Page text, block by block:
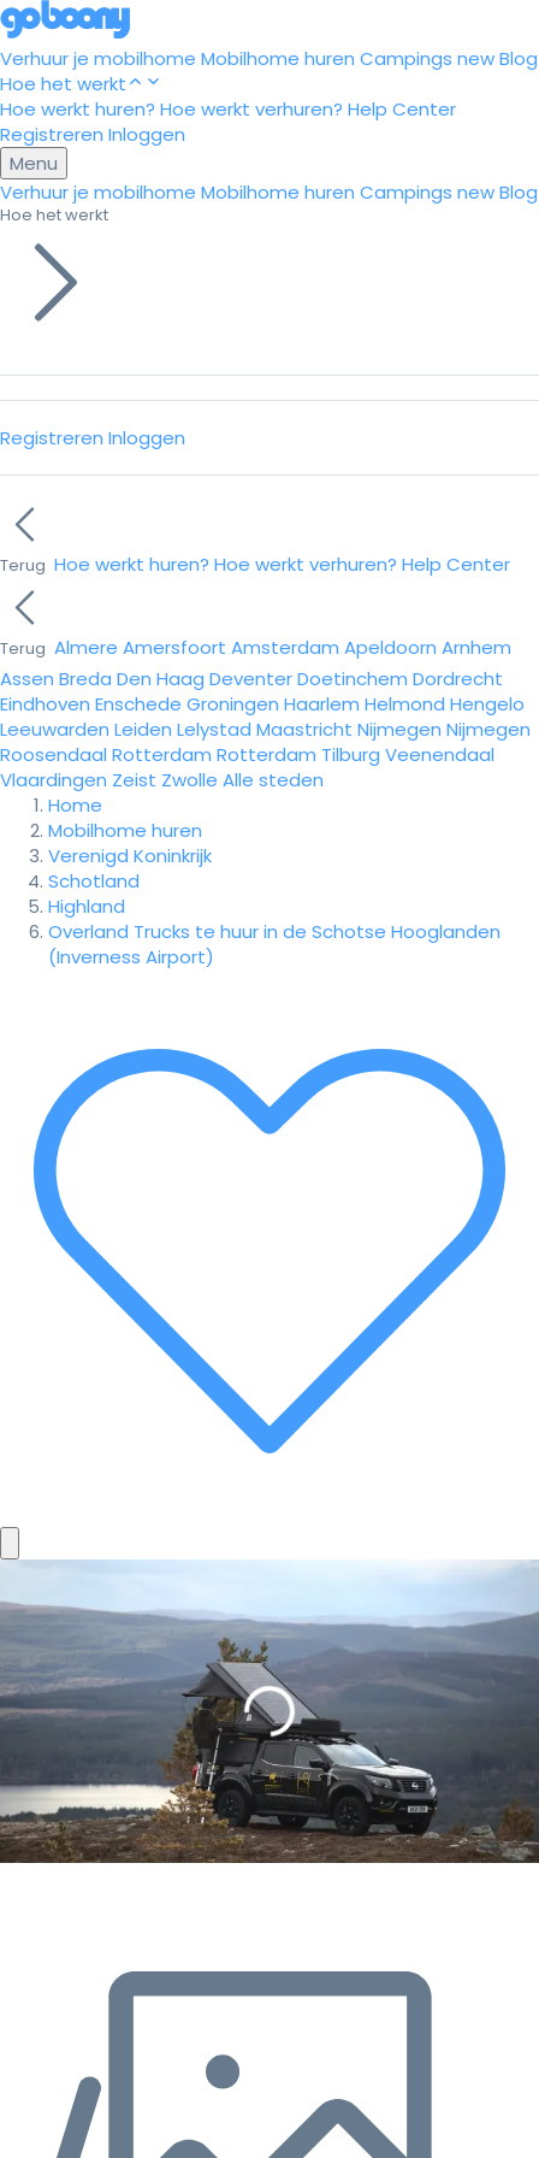
Verhuur je mobilhome Mobilhome huren Campings newBlog
Hoe het werkt
Hoe werkt huren? Hoe werkt verhuren? Help Center
Registreren Inloggen
Menu
Verhuur je mobilhome Mobilhome huren Campings newBlog
Hoe het werkt
Registreren Inloggen
Terug Hoe werkt huren? Hoe werkt verhuren? Help Center
Terug Almere Amersfoort Amsterdam Apeldoorn Arnhem
Assen Breda Den Haag DeventerDoetinchem Dordrecht
Eindhoven Enschede Groningen Haarlem Helmond Hengelo
Leeuwarden Leiden Lelystad Maastricht Nijmegen Nijmegen
Roosendaal Rotterdam Rotterdam Tilburg Veenendaal
Vlaardingen Zeist Zwolle Alle steden
Home
Mobilhome huren
Verenigd Koninkrijk
Schotland
Highland
Overland Trucks te huur in de Schotse Hooglanden
(Inverness Airport)